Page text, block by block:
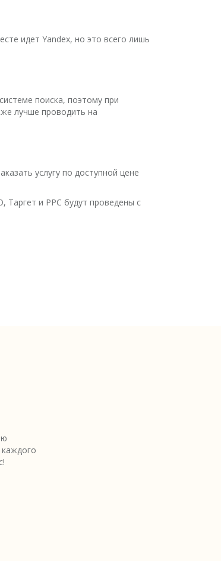
идет Yandex, но это всего лишь
поиска, поэтому при
лучше проводить на
услугу по доступной цене
и PPC будут проведены с